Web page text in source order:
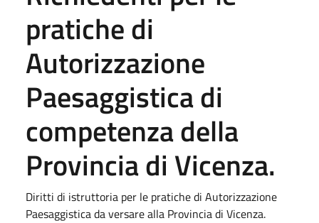
pratiche di
Autorizzazione
Paesaggistica di
competenza della
Provincia di Vicenza.
Diritti di istruttoria per le pratiche di Autorizzazione
Paesaggistica da versare alla Provincia di Vicenza.